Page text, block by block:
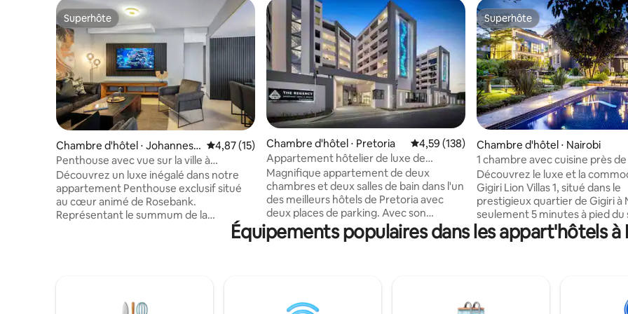
Superhôte
Superhôte
Chambre d'hôtel ⋅ Johannesb
ourg
Évaluation moyenne sur la base de 15 commentaires : 4,87 sur 5
4,87 (15)
Penthouse avec vue sur la ville à
Rosebank
Découvrez un luxe inégalé dans notre
appartement Penthouse exclusif situé
au cœur animé de Rosebank.
Représentant le summum de la
sophistication de la collection premium
salles de bains, le logement offre de
Chambre d'hôtel ⋅ Pretoria Évaluation moyenne sur la base de 138
4,59 (138)
Appartement hôtelier de luxe de
2 chambres à Menlyn
Magnifique appartement de deux
chambres et deux salles de bain dans l'un
des meilleurs hôtels de Pretoria avec
deux places de parking. Avec son
emplacement privilégié extrêmement
proche du quartier des affaires et des
accueillir les voyageurs d'affaires et de
Superhôte
Superhôte
Chambre d'hôtel ⋅ Nairobi
1 chambre avec cuisine près de
Séjour sécurisé à Gigiri/WIFI
Découvrez le luxe et la
Gigiri Lion Villas 1, situé dans le
prestigieux quartier de Gigiri à
seulement 5 minutes à pied du
l'ONU, près de l'ambassade
Unis et à moins de 5 minutes
compris des suites et des
luxe, disposent d'équipements
Équipements populaires dans les appart'hôtels à